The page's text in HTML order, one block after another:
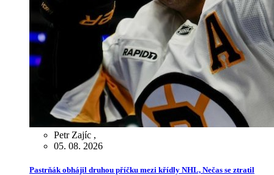
Petr Zajíc ,
05. 08. 2026
Pastrňák obhájil druhou příčku mezi křídly NHL, Nečas se ztratil